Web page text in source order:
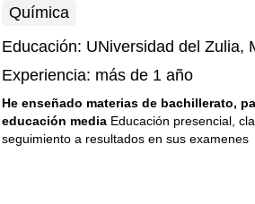
Química
Educación: UNiversidad del Zulia,
Experiencia: más de 1 año
He enseñado materias de bachillerato, para estudiantes de
educación media Educación presencial,
seguimiento a resultados en sus examenes